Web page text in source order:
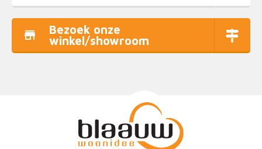
Bezoek onze
winkel/showroom